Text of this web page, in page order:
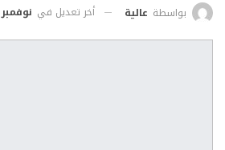
بواسطة عالية أخر تعديل في نوفمبر 15, 2020